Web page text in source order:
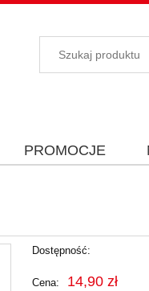
PROMOCJE
Dostępność:
Cena: 14,90 zł